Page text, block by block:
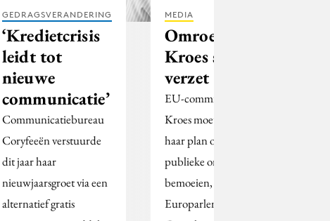
GEDRAGSVERANDERING
‘Kredietcrisis
leidt tot
nieuwe
communicatie’
Communicatiebureau
Coryfeeën verstuurde
dit jaar haar
nieuwjaarsgroet via een
alternatief gratis
MEDIA
Omroepplan
Kroes stuit op
verzet
EU-commissaris Neelie
Kroes moet afzien van
haar plan om zich met
publieke omroepen te
bemoeien, vindt CDA-
Europarlementariër